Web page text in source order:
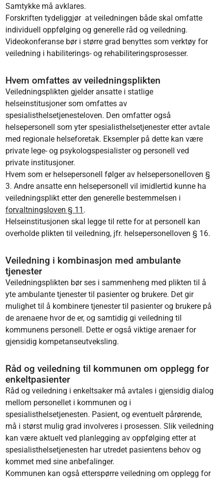
Samtykke må avklares.
Forskriften tydeliggjør at veiledningen både skal omfatte
individuell oppfølging og generelle råd og veiledning.
Videokonferanse bør i større grad benyttes som verktøy for
veiledning i habiliterings- og rehabiliteringsprosesser.
Hvem omfattes av veiledningsplikten
Veiledningsplikten gjelder ansatte i statlige
helseinstitusjoner som omfattes av
spesialisthelsetjenesteloven. Den omfatter også
helsepersonell som yter spesialisthelsetjenester etter avtale
med regionale helseforetak. Eksempler på dette kan være
private lege- og psykologspesialister og personell ved
private institusjoner.
Hvem som er helsepersonell følger av helsepersonelloven §
3. Andre ansatte enn helsepersonell vil imidlertid kunne ha
veiledningsplikt etter den generelle bestemmelsen i
forvaltningsloven § 11 .
Helseinstitusjonen skal legge til rette for at personell kan
overholde plikten til veiledning, jfr. helsepersonelloven § 16.
Veiledning i kombinasjon med ambulante
tjenester
Veiledningsplikten bør ses i sammenheng med plikten til å
yte ambulante tjenester til pasienter og brukere. Det gir
mulighet til å kombinere tjenester til pasienter og brukere på
de arenaene hvor de er, og samtidig gi veiledning til
kommunens personell. Dette er også viktige arenaer for
gjensidig kompetanseutveksling.
Råd og veiledning til kommunen om opplegg for
enkeltpasienter
Råd og veiledning i enkeltsaker må avtales i gjensidig dialog
mellom personellet i kommunen og i
spesialisthelsetjenesten. Pasient, og eventuelt pårørende,
må i størst mulig grad involveres i prosessen. Slik veiledning
kan være aktuelt ved planlegging av oppfølging etter at
spesialisthelsetjenesten har utredet pasientens behov og
kommet med sine anbefalinger.
Kommunen kan også etterspørre veiledning om opplegg for